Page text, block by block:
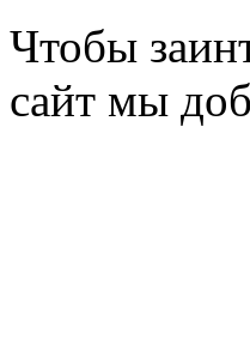
Чтобы
сайт мы